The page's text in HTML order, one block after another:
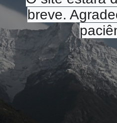
breve.